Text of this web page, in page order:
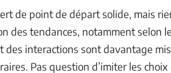
de point de départ solide, mais
des tendances, notamment selon
interactions sont davantage
Pas question d’imiter les